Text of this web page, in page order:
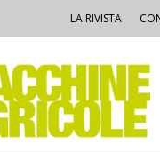
LA RIVISTA